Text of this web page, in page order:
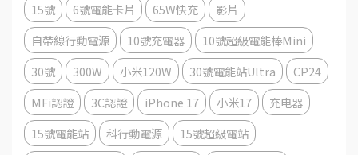
15號
6號電能卡片 65W快充
影片
自帶線行動電源
10號充電器
10號超級電能棒Mini
30號
300W 小米120W 30號電能站Ultra
CP24
MFi認證
3C認證 iPhone 17 小米17
充电器
15號電能站
科行動電源
15號超級電站